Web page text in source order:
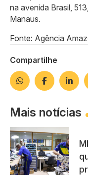
na avenida Brasil,
Manaus.
Fonte: Agência
Compartilhe
Mais notícias